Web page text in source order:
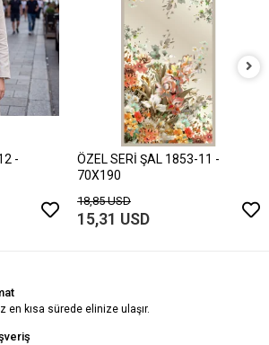
-
ÖZEL SERİ ŞAL 1853-11 -
70X190
18,85 USD
15,31 USD
en kısa sürede elinize ulaşır.